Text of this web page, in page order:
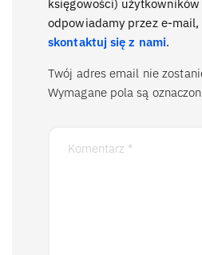
księgowości)
odpowiadamy przez e-
skontaktuj się z nami.
Twój adres email nie
Wymagane pola są